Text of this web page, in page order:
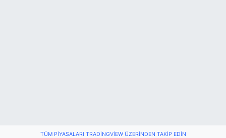
TÜM PIYASALARI TRADINGVIEW ÜZERINDEN TAKIP EDIN